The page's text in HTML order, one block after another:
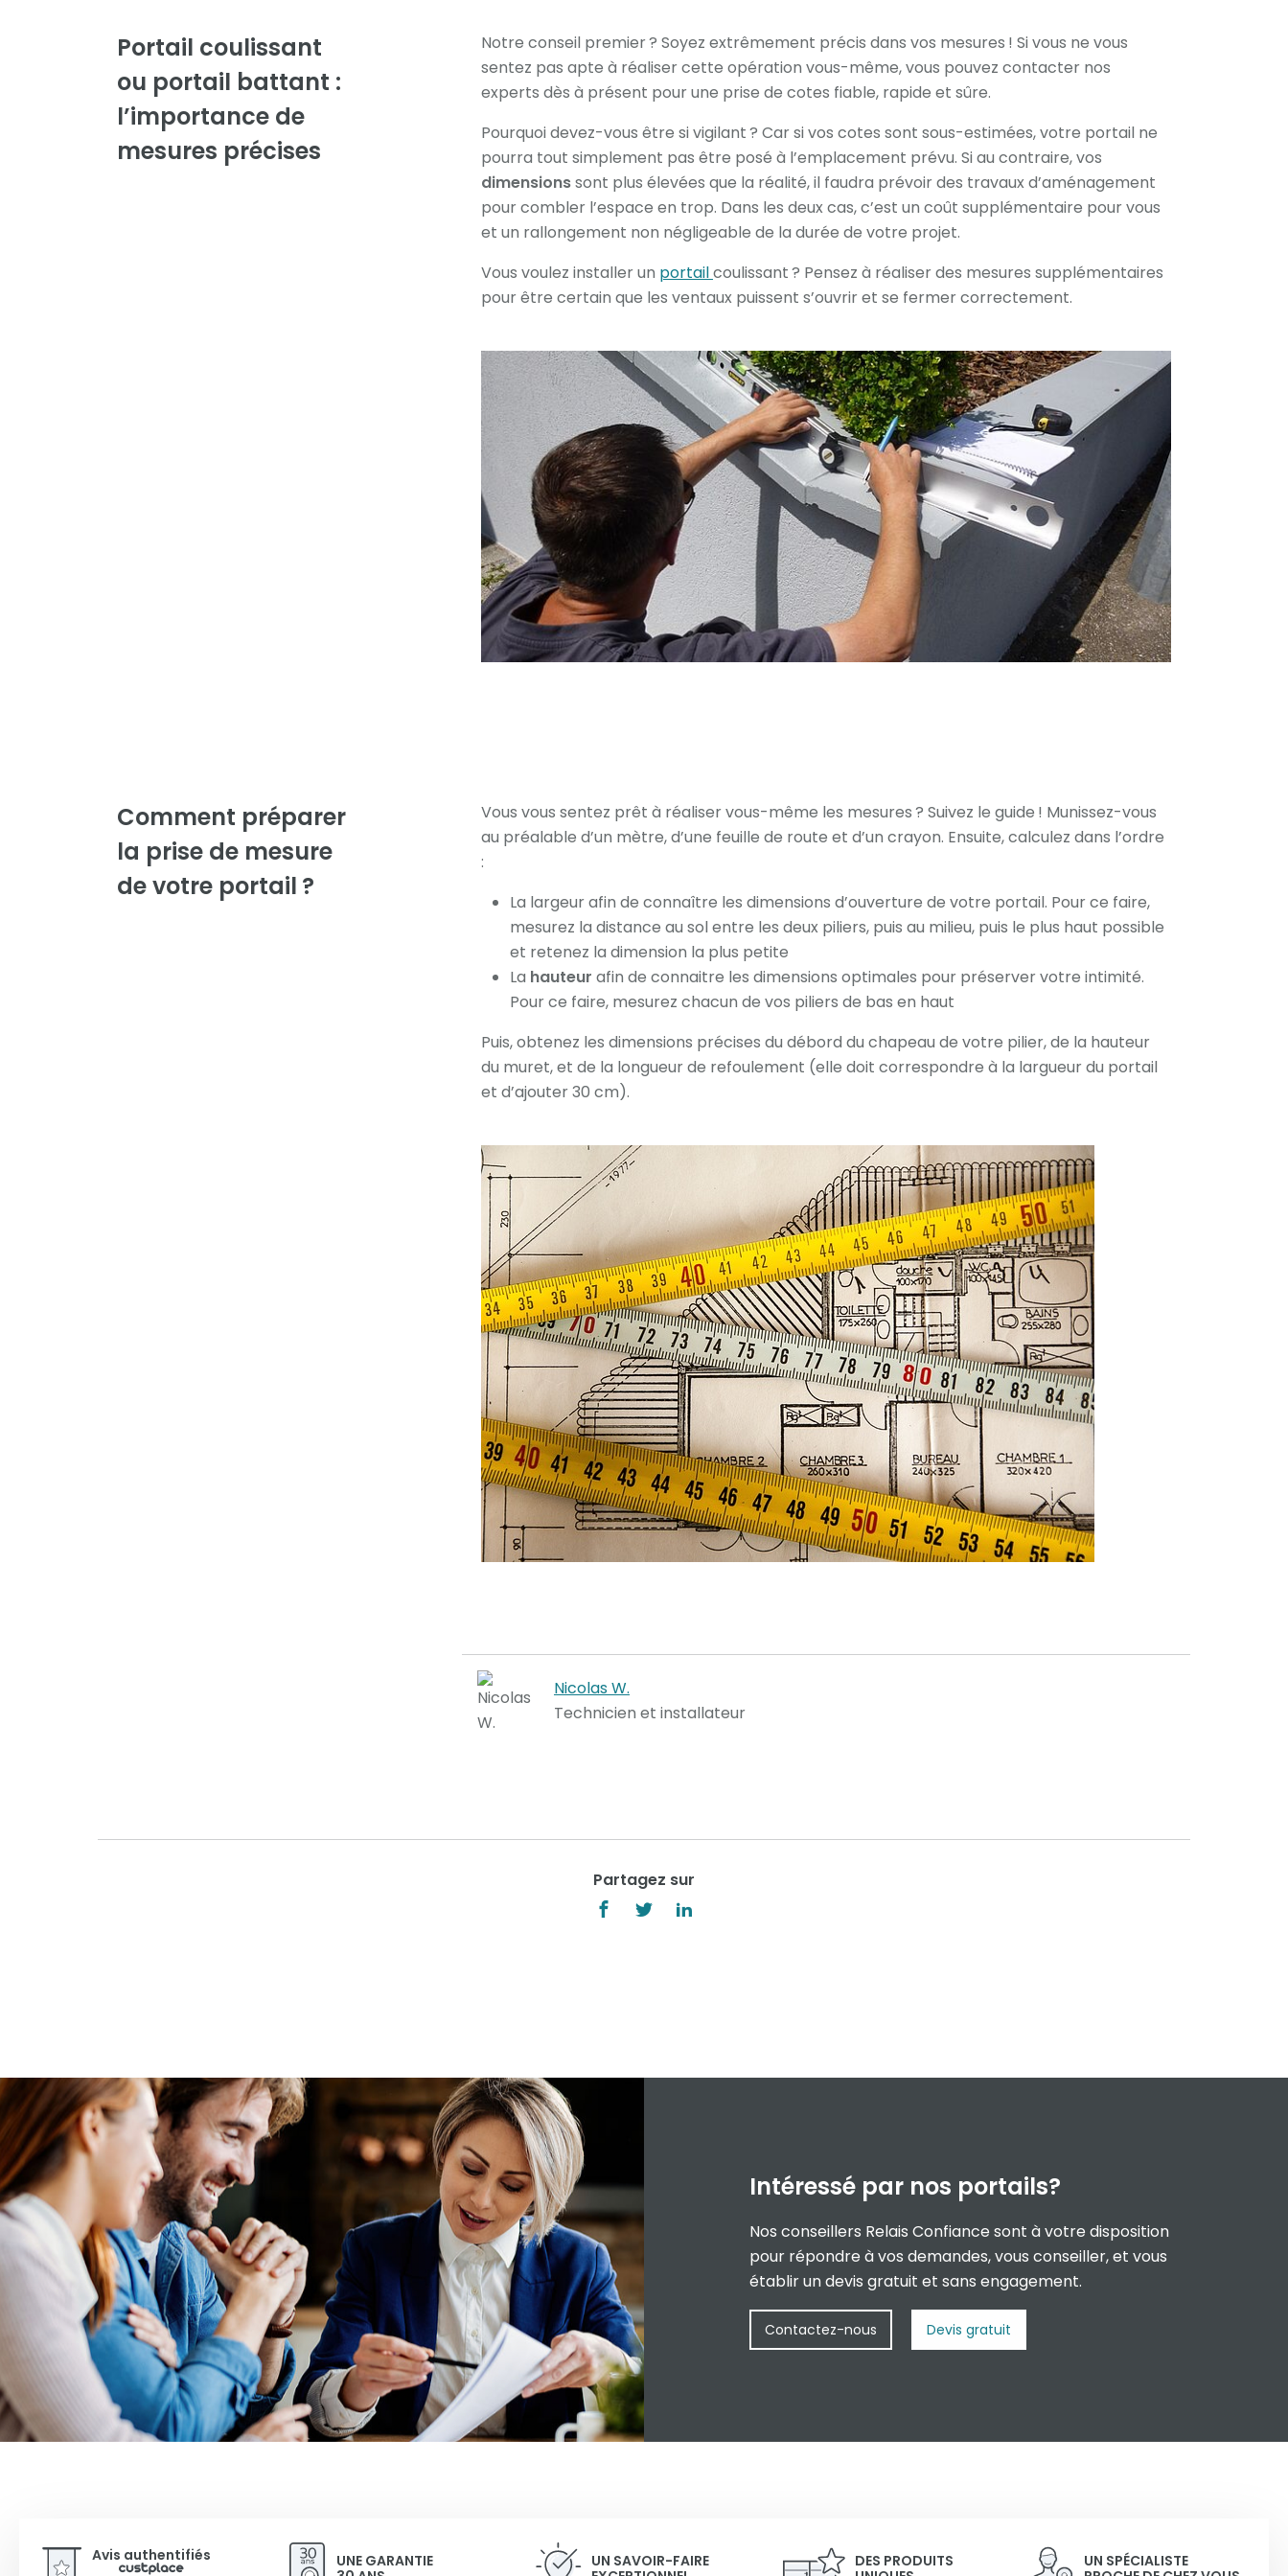
Portail coulissant
ou portail battant :
l’importance de
mesures précises
Notre conseil premier ? Soyez extrêmement précis dans vos mesures ! Si vous ne vous
sentez pas apte à réaliser cette opération vous-même, vous pouvez contacter nos
experts dès à présent pour une prise de cotes fiable, rapide et sûre.
Pourquoi devez-vous être si vigilant ? Car si vos cotes sont sous-estimées, votre portail ne
pourra tout simplement pas être posé à l’emplacement prévu. Si au contraire, vos
dimensionssont plus élevées que la réalité, il faudra prévoir des travaux d’aménagement
pour combler l’espace en trop. Dans les deux cas, c’est un coût supplémentaire pour vous
et un rallongement non négligeable de la durée de votre projet.
Vous voulez installer un portailcoulissant ? Pensez à réaliser des mesures supplémentaires
pour être certain que les ventaux puissent s’ouvrir et se fermer correctement.
Comment préparer
la prise de mesure
de votre portail ?
Vous vous sentez prêt à réaliser vous-même les mesures ? Suivez le guide ! Munissez-vous
au préalable d’un mètre, d’une feuille de route et d’un crayon. Ensuite, calculez dans l’ordre
:
La largeur afin de connaître les dimensions d’ouverture de votre portail. Pour ce faire,
mesurez la distance au sol entre les deux piliers, puis au milieu, puis le plus haut possible
et retenez la dimension la plus petite
La hauteur afin de connaitre les dimensions optimales pour préserver votre intimité.
Pour ce faire, mesurez chacun de vos piliers de bas en haut
Puis, obtenez les dimensions précises du débord du chapeau de votre pilier, de la hauteur
du muret, et de la longueur de refoulement (elle doit correspondre à la largueur du portail
et d’ajouter 30 cm).
Nicolas W.
Technicien et installateur
Partagez sur
Intéressé par nos portails?
Nos conseillers Relais Confiance sont à votre disposition
pour répondre à vos demandes, vous conseiller, et vous
établir un devis gratuit et sans engagement.
Contactez-nous Devis gratuit
Avis authentifiés
UNE GARANTIE
UN SAVOIR-FAIRE
DES PRODUITS
UN SPÉCIALISTE